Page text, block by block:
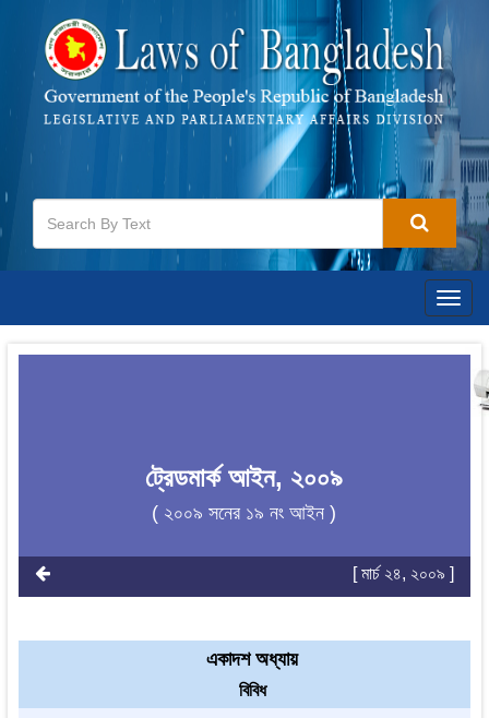
ট্রেডমার্ক আইন, ২০০৯
( ২০০৯ সনের ১৯ নং আইন )
[ মার্চ ২৪, ২০০৯ ]
একাদশ অধ্যায়
বিবিধ